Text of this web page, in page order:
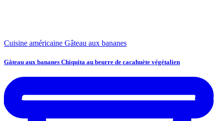
Cuisine américaine Gâteau aux bananes
Gâteau aux bananes Chiquita au beurre de cacahuète végétalien